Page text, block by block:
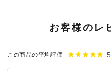
お客様のレ
この商品の平均評価 starstarstarstarstar 5